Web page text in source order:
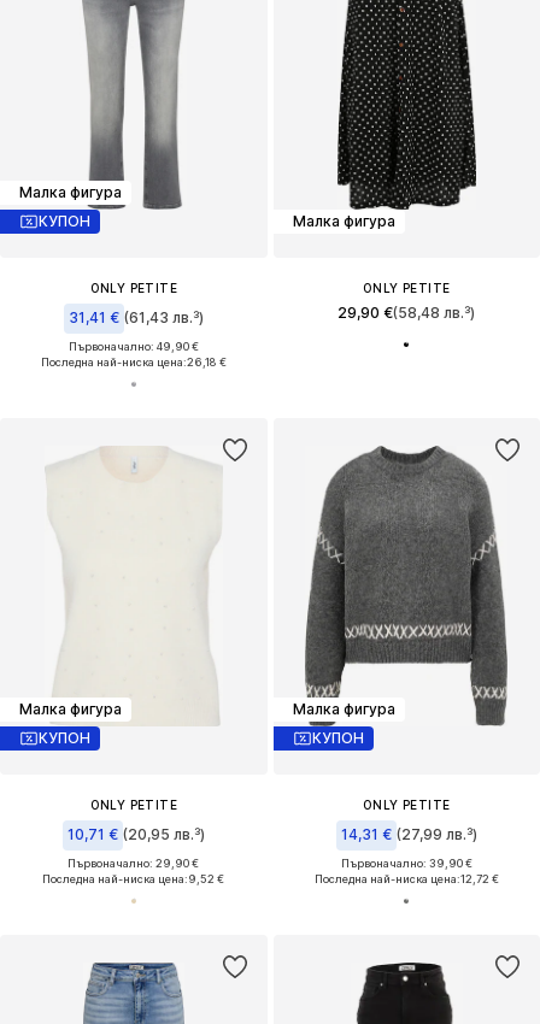
Малка фигура
КУПОН
ONLY PETITE
31,41 € (61,43 лв.³)
Първоначално: 49,90 €
Последна най-ниска цена:26,18 €
Малка фигура
ONLY PETITE
29,90 €(58,48 лв.³)
Малка фигура
КУПОН
ONLY PETITE
10,71 € (20,95 лв.³)
Първоначално: 29,90 €
Последна най-ниска цена:9,52 €
Малка фигура
КУПОН
ONLY PETITE
14,31 € (27,99 лв.³)
Първоначално: 39,90 €
Последна най-ниска цена:12,72 €